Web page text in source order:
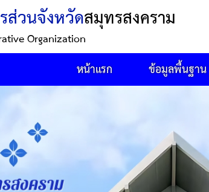
ส่วนจังหวัดสมุทรสงคราม
Organization
ข้อมูลพื้นฐาน
หน้าแรก